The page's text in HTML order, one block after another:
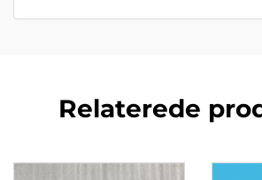
Relaterede